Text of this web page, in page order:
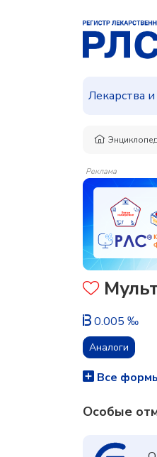
Лекарства
Реклама
0.005 ‰
Аналоги
Все
Особые